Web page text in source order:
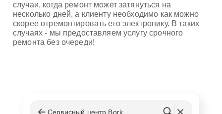
случаи, когда ремонт может затянуться на
несколько дней, а клиенту необходимо как можно
скорее отремонтировать его электронику. В таких
случаях - мы предоставляем услугу срочного
ремонта без очереди!
Сервисный центр Bork